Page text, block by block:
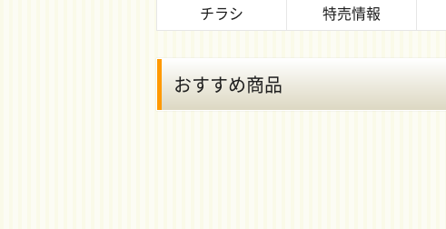
チラシ 特売情報
おすすめ商品